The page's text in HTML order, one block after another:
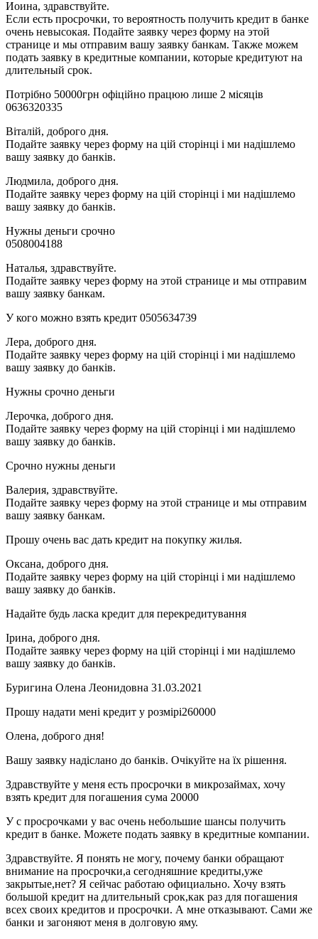
Иоина, здравствуйте.
Если есть просрочки, то вероятность получить кредит в банке
очень невысокая. Подайте заявку через форму на этой
странице и мы отправим вашу заявку банкам. Также можем
подать заявку в кредитные компании, которые кредитуют на
длительный срок.
Потрібно 50000грн офіційно працюю лише 2 місяців
0636320335
Віталій, доброго дня.
Подайте заявку через форму на цій сторінці і ми надішлемо
вашу заявку до банків.
Людмила, доброго дня.
Подайте заявку через форму на цій сторінці і ми надішлемо
вашу заявку до банків.
Нужны деньги срочно
0508004188
Наталья, здравствуйте.
Подайте заявку через форму на этой странице и мы отправим
вашу заявку банкам.
У кого можно взять кредит 0505634739
Лера, доброго дня.
Подайте заявку через форму на цій сторінці і ми надішлемо
вашу заявку до банків.
Нужны срочно деньги
Лерочка, доброго дня.
Подайте заявку через форму на цій сторінці і ми надішлемо
вашу заявку до банків.
Срочно нужны деньги
Валерия, здравствуйте.
Подайте заявку через форму на этой странице и мы отправим
вашу заявку банкам.
Прошу очень вас дать кредит на покупку жилья.
Оксана, доброго дня.
Подайте заявку через форму на цій сторінці і ми надішлемо
вашу заявку до банків.
Надайте будь ласка кредит для перекредитування
Ірина, доброго дня.
Подайте заявку через форму на цій сторінці і ми надішлемо
вашу заявку до банків.
Буригина Олена Леонидовна 31.03.2021
Прошу надати мені кредит у розмірі260000
Олена, доброго дня!
Вашу заявку надіслано до банків. Очікуйте на їх рішення.
Здравствуйте у меня есть просрочки в микрозаймах, хочу
взять кредит для погашения сума 20000
У с просрочками у вас очень небольшие шансы получить
кредит в банке. Можете подать заявку в кредитные компании.
Здравствуйте. Я понять не могу, почему банки обращают
внимание на просрочки,а сегодняшние кредиты,уже
закрытые,нет? Я сейчас работаю официально. Хочу взять
большой кредит на длительный срок,как раз для погашения
всех своих кредитов и просрочки. А мне отказывают. Сами же
банки и загоняют меня в долговую яму.